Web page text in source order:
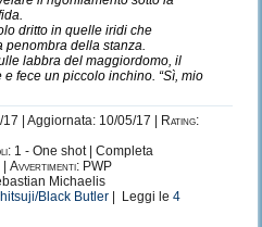
dritto in quelle iridi che
penombra della stanza.
labbra del maggiordomo, il
fece un piccolo inchino. “Sì, mio
17 | Aggiornata: 10/05/17 |
Rating:
1 - One shot | Completa
Avvertimenti: PWP
Michaelis
Black Butler | Leggi le 4